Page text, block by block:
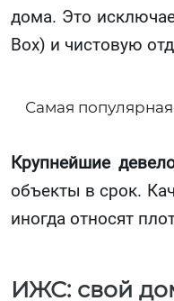
дома. Это
Box) и чистовую
Самая
Крупнейшие
объекты в срок.
иногда относят
ИЖС: свой